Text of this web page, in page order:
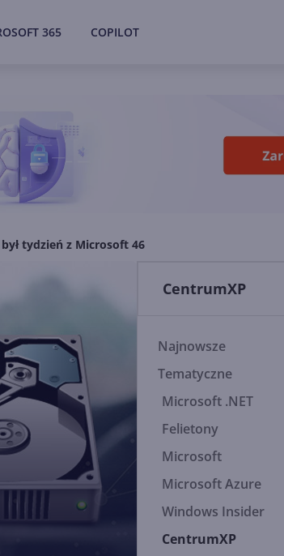
365 COPILOT
tydzień z Microsoft 46
CentrumXP
Najnowsze
Tematyczne
Microsoft .NET
Felietony
Microsoft
Microsoft Azure
Windows Insider
CentrumXP